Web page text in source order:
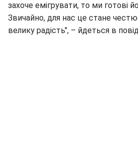
захоче емігрувати, то ми готові
Звичайно, для нас це стане
велику радість", – йдеться в